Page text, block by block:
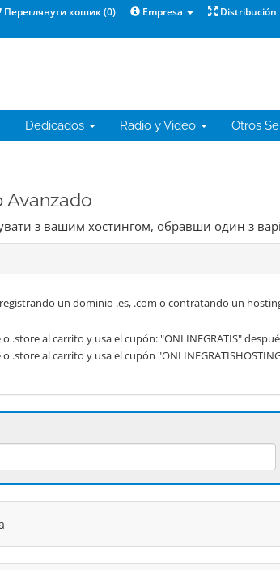
Переглянути кошик (0) Empresa Distribución
Dedicados Radio y Video Otros
Avanzado
з вашим хостингом, обравши один з
un dominio .es, .com o contratando un
.store al carrito y usa el cupón: "ONLINEGRATIS"
.store al carrito y usa el cupón